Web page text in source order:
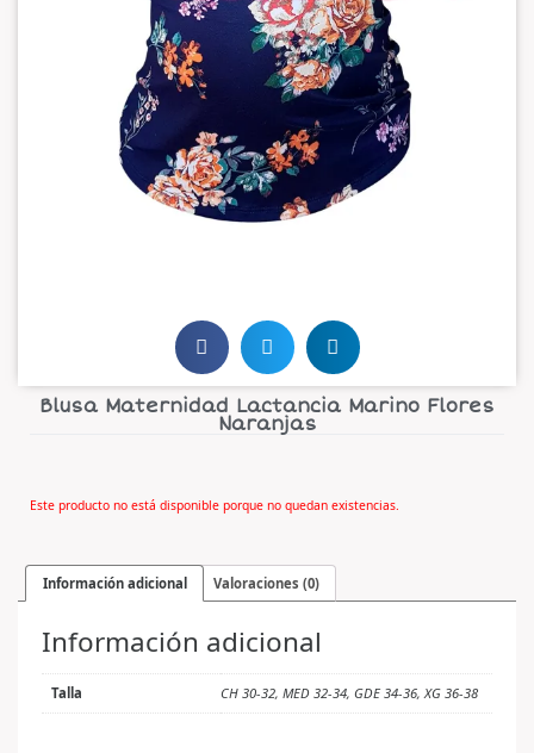
Blusa Maternidad Lactancia Marino Flores
Naranjas
Este producto no está disponible porque no quedan existencias.
Información adicional Valoraciones (0)
Información adicional
Talla CH 30-32, MED 32-34, GDE 34-36, XG 36-38